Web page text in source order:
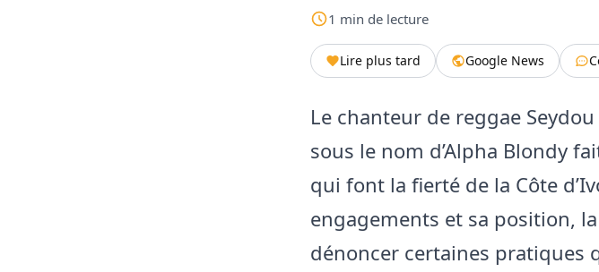
1 min de lecture
Lire plus tard Google News
Le chanteur de reggae
sous le nom d’Alpha Blondy
qui font la fierté de la Côte
engagements et sa position,
dénoncer certaines pratiques